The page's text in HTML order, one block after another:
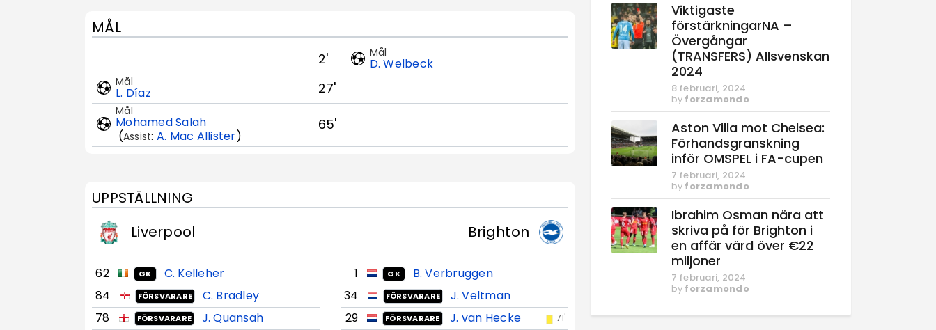
MÅL
2' Mål
D. Welbeck
Mål
L. Díaz 27'
Mål
Mohamed Salah
(Assist: A. Mac Allister)
65'
UPPSTÄLLNING
Liverpool
62 GK
C. Kelleher
84
FÖRSVARARE
C. Bradley
78
FÖRSVARARE
J. Quansah
Brighton
1 GK
B. Verbruggen
34
FÖRSVARARE
J. Veltman
29
FÖRSVARARE J. van Hecke 71'
Viktigaste
förstärkningarNA –
Övergångar
(TRANSFERS) Allsvenskan
2024
8 februari, 2024
by forzamondo
Aston Villa mot Chelsea:
Förhandsgranskning
inför OMSPEL i FA-cupen
7 februari, 2024
by forzamondo
Ibrahim Osman nära att
skriva på för Brighton i
en affär värd över €22
miljoner
7 februari, 2024
by forzamondo